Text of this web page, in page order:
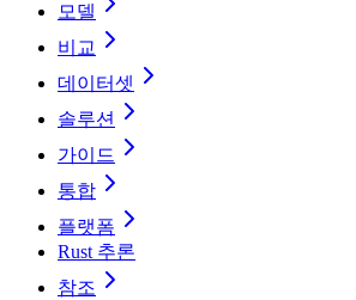
모델
비교
데이터셋
솔루션
가이드
통합
플랫폼
Rust 추론
참조